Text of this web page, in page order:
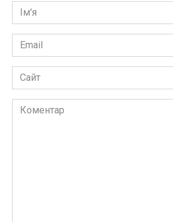
Ім'я
*
Email
*
Сайт
Коментар